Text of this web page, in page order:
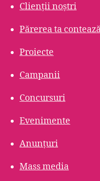
Clienții noștri
Părerea ta
Proiecte
Campanii
Concursuri
Evenimente
Anunțuri
Mass media